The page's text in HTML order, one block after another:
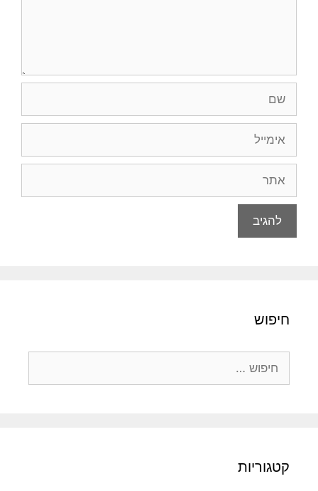
חיפוש
קטגוריות